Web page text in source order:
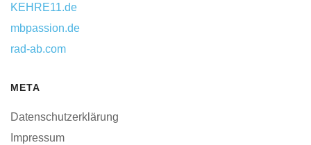
KEHRE11.de
mbpassion.de
rad-ab.com
META
Datenschutzerklärung
Impressum